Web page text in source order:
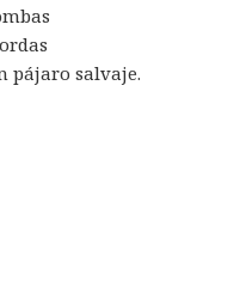
pájaro salvaje.